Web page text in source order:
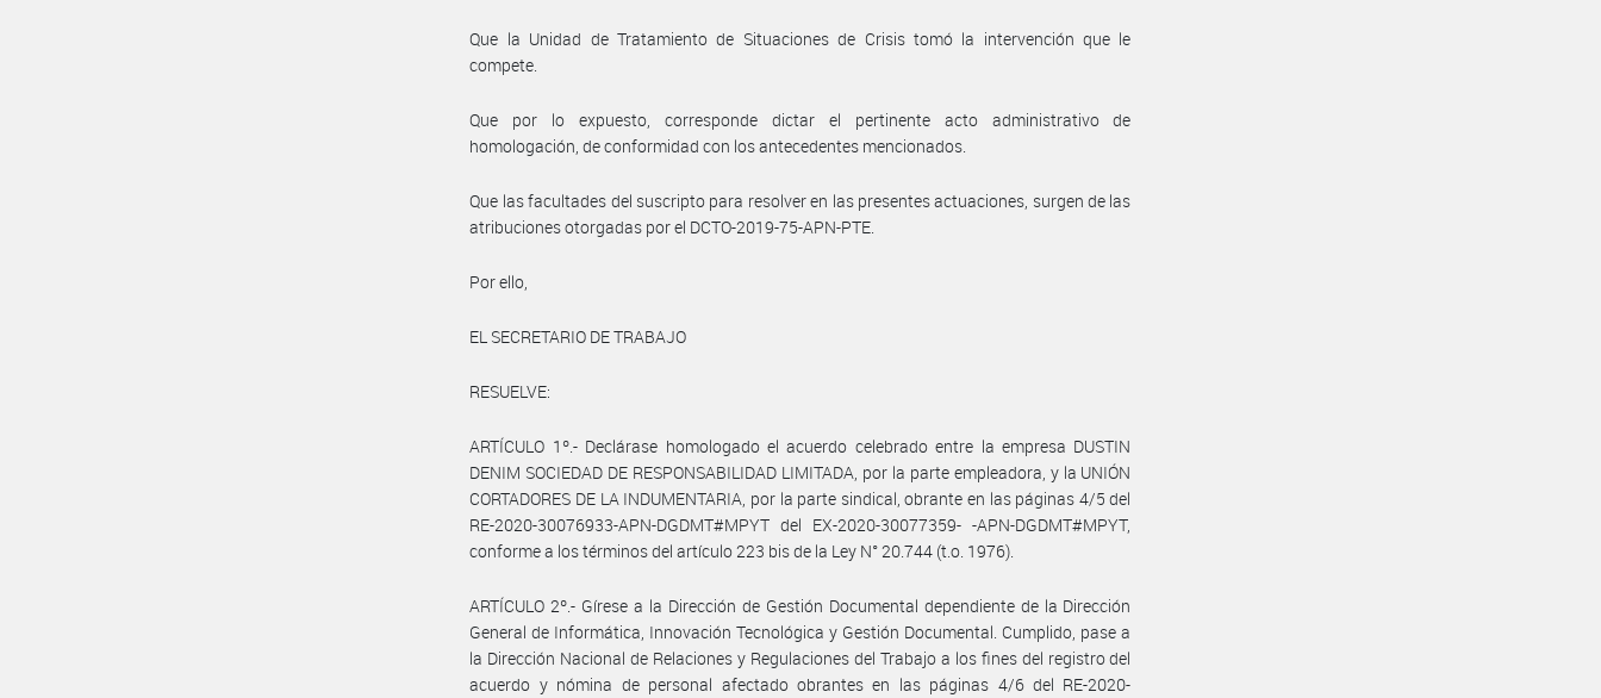
Que la Unidad de Tratamiento de Situaciones de Crisis tomó la intervención que le
compete.
Que por lo expuesto, corresponde dictar el pertinente acto administrativo de
homologación, de conformidad con los antecedentes mencionados.
Que las facultades del suscripto para resolver en las presentes actuaciones, surgen de las
atribuciones otorgadas por el DCTO-2019-75-APN-PTE.
Por ello,
EL SECRETARIO DE TRABAJO
RESUELVE:
ARTÍCULO 1º.- Declárase homologado el acuerdo celebrado entre la empresa DUSTIN
DENIM SOCIEDAD DE RESPONSABILIDAD LIMITADA, por la parte empleadora, y la UNIÓN
CORTADORES DE LA INDUMENTARIA, por la parte sindical, obrante en las páginas 4/5 del
RE-2020-30076933-APN-DGDMT#MPYT del EX-2020-30077359- -APN-DGDMT#MPYT,
conforme a los términos del artículo 223 bis de la Ley N° 20.744 (t.o. 1976).
ARTÍCULO 2º.- Gírese a la Dirección de Gestión Documental dependiente de la Dirección
General de Informática, Innovación Tecnológica y Gestión Documental. Cumplido, pase a
la Dirección Nacional de Relaciones y Regulaciones del Trabajo a los fines del registro del
acuerdo y nómina de personal afectado obrantes en las páginas 4/6 del RE-2020-